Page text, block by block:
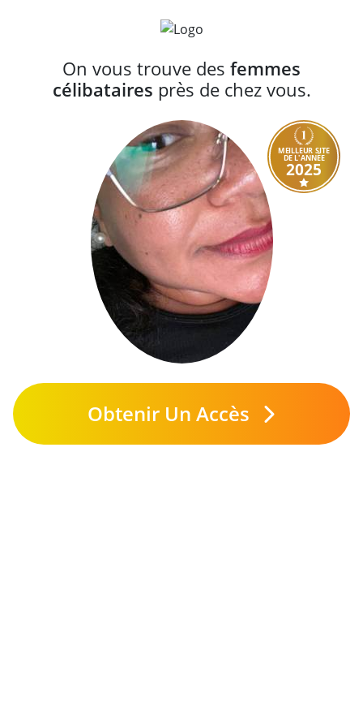
On vous trouve des femmes
célibataires près de chez vous.
MEILLEUR SITE
DE L'ANNÉE
2025
Obtenir Un Accès